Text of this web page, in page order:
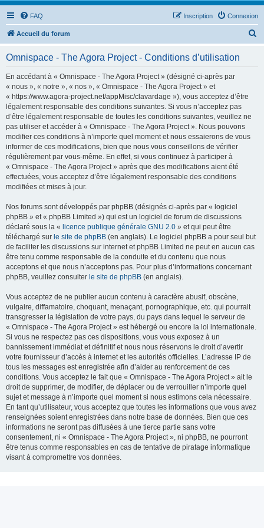
FAQ Connexion
Inscription
Accueil du forum
Omnispace - The Agora Project - Conditions d’utilisation
En accédant à « Omnispace - The Agora Project » (désigné ci-après par
« nous », « notre », « nos », « Omnispace - The Agora Project » et
« https://www.agora-project.net/appMisc/clavardage »), vous acceptez d’être
légalement responsable des conditions suivantes. Si vous n’acceptez pas
d’être légalement responsable de toutes les conditions suivantes, veuillez ne
pas utiliser et accéder à « Omnispace - The Agora Project ». Nous pouvons
modifier ces conditions à n’importe quel moment et nous essaierons de vous
informer de ces modifications, bien que nous vous conseillons de vérifier
régulièrement par vous-même. En effet, si vous continuez à participer à
« Omnispace - The Agora Project » après que des modifications aient été
effectuées, vous acceptez d’être légalement responsable des conditions
modifiées et mises à jour.
Nos forums sont développés par phpBB (désignés ci-après par « logiciel
phpBB » et « phpBB Limited ») qui est un logiciel de forum de discussions
déclaré sous la « licence publique générale GNU 2.0 » et qui peut être
téléchargé sur le site de phpBB (en anglais). Le logiciel phpBB a pour seul but
de faciliter les discussions sur internet et phpBB Limited ne peut en aucun cas
être tenu comme responsable de la conduite et du contenu que nous
acceptons et que nous n’acceptons pas. Pour plus d’informations concernant
phpBB, veuillez consulter le site de phpBB (en anglais).
Vous acceptez de ne publier aucun contenu à caractère abusif, obscène,
vulgaire, diffamatoire, choquant, menaçant, pornographique, etc. qui pourrait
transgresser la législation de votre pays, du pays dans lequel le serveur de
« Omnispace - The Agora Project » est hébergé ou encore la loi internationale.
Si vous ne respectez pas ces dispositions, vous vous exposez à un
bannissement immédiat et définitif et nous nous réservons le droit d’avertir
votre fournisseur d’accès à internet et les autorités officielles. L’adresse IP de
tous les messages est enregistrée afin d’aider au renforcement de ces
conditions. Vous acceptez le fait que « Omnispace - The Agora Project » ait le
droit de supprimer, de modifier, de déplacer ou de verrouiller n’importe quel
sujet et message à n’importe quel moment si nous estimons cela nécessaire.
En tant qu’utilisateur, vous acceptez que toutes les informations que vous avez
renseignées soient enregistrées dans notre base de données. Bien que ces
informations ne seront pas diffusées à une tierce partie sans votre
consentement, ni « Omnispace - The Agora Project », ni phpBB, ne pourront
être tenus comme responsables en cas de tentative de piratage informatique
visant à compromettre vos données.